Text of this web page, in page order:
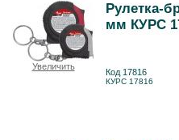
Увеличить
Рулетка-
мм КУРС
Код 17816
КУРС 17816